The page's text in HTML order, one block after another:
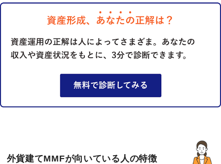
外貨建てMMFが向いている人の特徴